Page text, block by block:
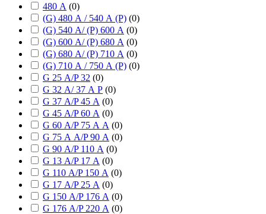
480 А (0)
(G) 480 А / 540 А (P) (0)
(G) 540 А/ (P) 600 А (0)
(G) 600 А/ (P) 680 А (0)
(G) 680 А/ (P) 710 А (0)
(G) 710 А / 750 А (P) (0)
G 25 А/P 32 (0)
G 32 А/ 37 А P (0)
G 37 А/P 45 А (0)
G 45 А/P 60 А (0)
G 60 А/P 75 А А (0)
G 75 А А/P 90 А (0)
G 90 А/P 110 А (0)
G 13 А/P 17 А (0)
G 110 А/P 150 А (0)
G 17 А/P 25 А (0)
G 150 А/P 176 А (0)
G 176 А/P 220 А (0)